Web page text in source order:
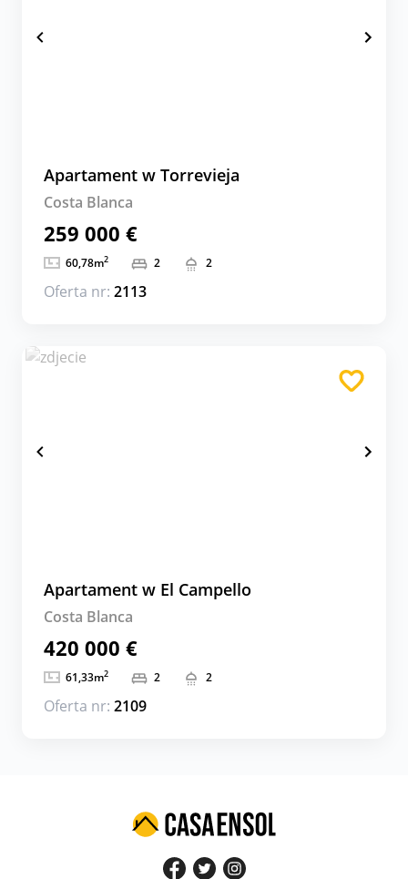
Apartament w Torrevieja
Costa Blanca
259 000 €
60,78m2 2 2
Oferta nr: 2113
Apartament w El Campello
Costa Blanca
420 000 €
61,33m2 2 2
Oferta nr: 2109